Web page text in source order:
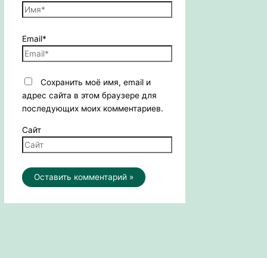
Email*
Сохранить моё имя, email и
адрес сайта в этом браузере для
последующих моих комментариев.
Сайт